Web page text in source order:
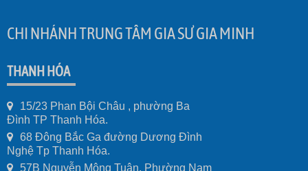
CHI NHÁNH TRUNG TÂM GIA SƯ GIA MINH
THANH HÓA
15/23 Phan Bội Châu , phường Ba
Đình TP Thanh Hóa.
68 Đông Bắc Ga đường Dương Đình
Nghệ Tp Thanh Hóa.
57B Nguyễn Mộng Tuân, Phường Nam